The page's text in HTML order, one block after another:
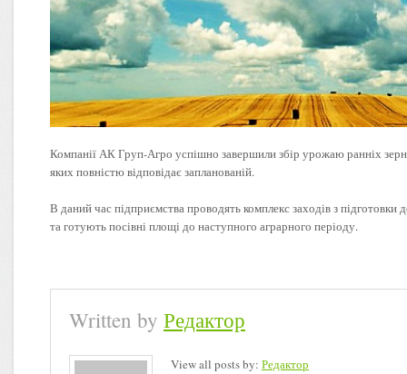
Компанії АК Груп-Агро успішно завершили збір урожаю ранніх
яких повністю відповідає запланованій.
В даний час підприємства проводять комплекс заходів з підготовки
та готують посівні площі до наступного аграрного періоду.
Written by Редактор
View all posts by: Редактор